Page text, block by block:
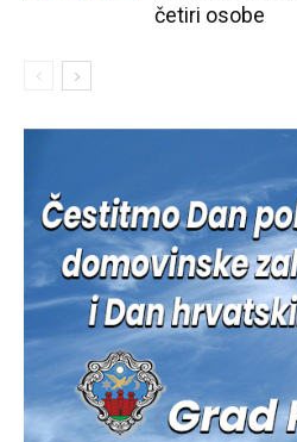
četiri osobe